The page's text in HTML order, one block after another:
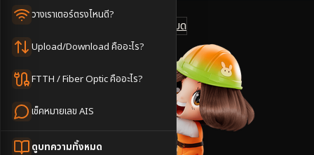
วางเราเตอร์ตรงไหนดี?
Upload/Download คืออะไร?
FTTH / Fiber Optic คืออะไร?
เช็คหมายเลข AIS
ดูบทความทั้งหมด
ดูแพ็กเกจทั้งหมด